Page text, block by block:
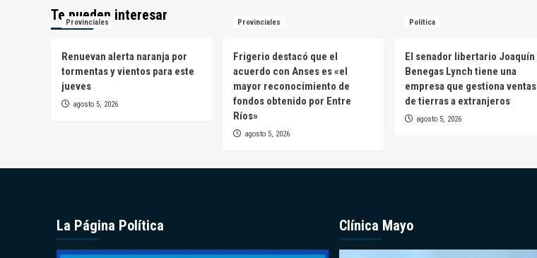
Te pueden interesar
Provinciales
Renuevan alerta naranja por
tormentas y vientos para este
jueves
agosto 5, 2026
Provinciales
Frigerio destacó que el
acuerdo con Anses es «el
mayor reconocimiento de
fondos obtenido por Entre
Ríos»
agosto 5, 2026
Política
El senador libertario Joaquín
Benegas Lynch tiene una
empresa que gestiona ventas
de tierras a extranjeros
agosto 5, 2026
La Página Política Clínica Mayo